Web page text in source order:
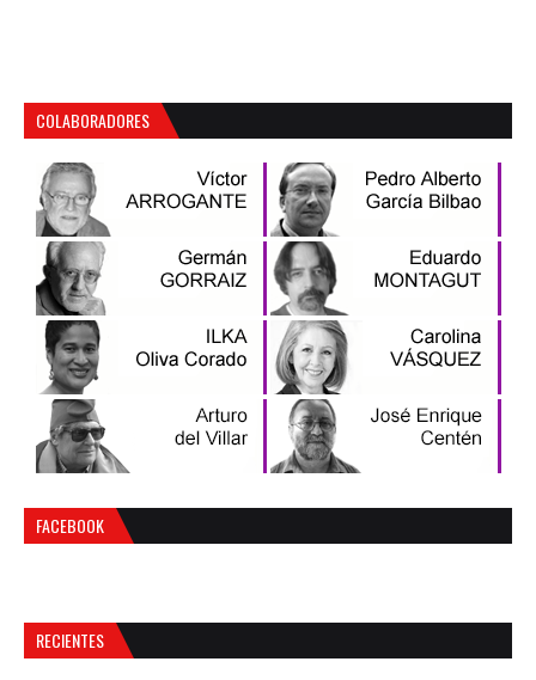
COLABORADORES
FACEBOOK
RECIENTES